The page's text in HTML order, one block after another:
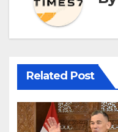
Related Post